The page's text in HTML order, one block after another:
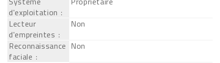
d'exploitation :
Lecteur
d'empreintes :
Non
Reconnaissance
faciale :
Non